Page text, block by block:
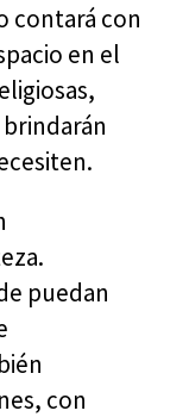
contará con
en el
puedan
con